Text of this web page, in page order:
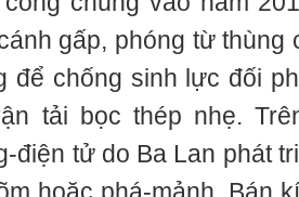
gấp, phóng từ thùng
để chống sinh lực đối
tải bọc thép nhẹ.
điện tử do Ba Lan phát